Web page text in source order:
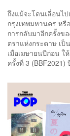
ถึงแม้จะโดนเลื่อนไ
กรุงเทพมหานคร หรื
การกลับมาอีกครั้งข
ตราแห่งกระดาษ เ
เมื่อเมษายนปีก่อน ใ
ครั้งที่ 3